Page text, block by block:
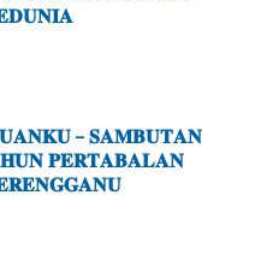
– 𝐒𝐀𝐌𝐁𝐔𝐓𝐀𝐍
𝐏𝐄𝐑𝐓𝐀𝐁𝐀𝐋𝐀𝐍